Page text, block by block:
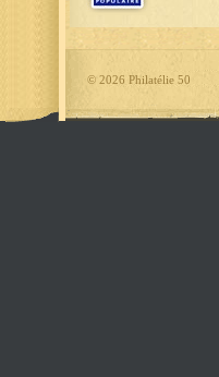
© 2026 Philatélie 50